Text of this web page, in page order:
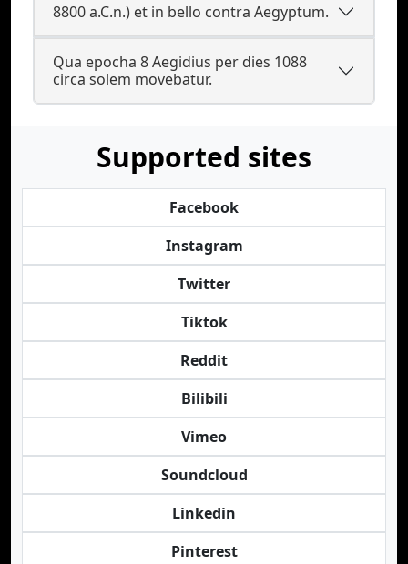
8800 a.C.n.) et in bello contra Aegyptum.
Qua epocha 8 Aegidius per dies 1088
circa solem movebatur.
Supported sites
Facebook
Instagram
Twitter
Tiktok
Reddit
Bilibili
Vimeo
Soundcloud
Linkedin
Pinterest